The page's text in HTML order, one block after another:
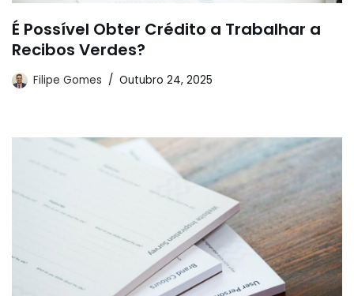
É Possível Obter Crédito a Trabalhar a
Recibos Verdes?
Filipe Gomes Outubro 24, 2025